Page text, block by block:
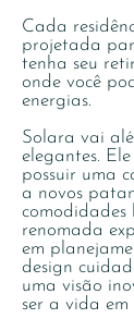
Cada
projetada
tenha seu
onde você
energias.
Solara vai
elegantes.
possuir uma
a novos
comodidades
renomada
em
design
uma visão
ser a vida em